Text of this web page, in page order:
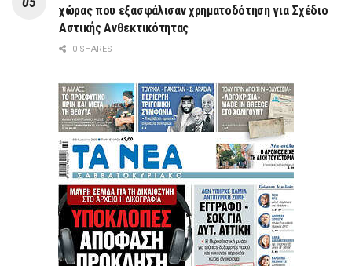
χώρας που εξασφάλισαν χρηματοδότηση για Σχέδιο
Αστικής Ανθεκτικότητας
0 SHARES